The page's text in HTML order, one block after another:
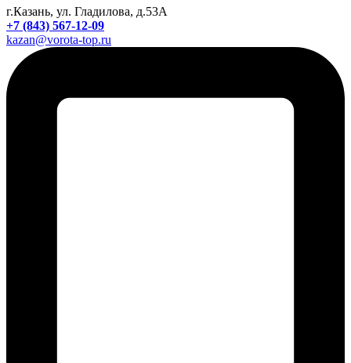
г.Казань, ул. Гладилова, д.53А
+7 (843) 567-12-09
kazan@vorota-top.ru